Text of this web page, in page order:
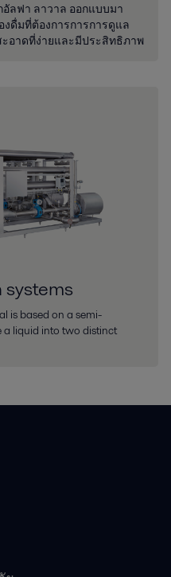
อัลฟา ลาวาล ออกแบบมา
ดื่มที่ต้องการการการดูแล
อาดที่ง่ายและมีประสิทธิภาพ
is based on a semi-
a liquid into two distinct